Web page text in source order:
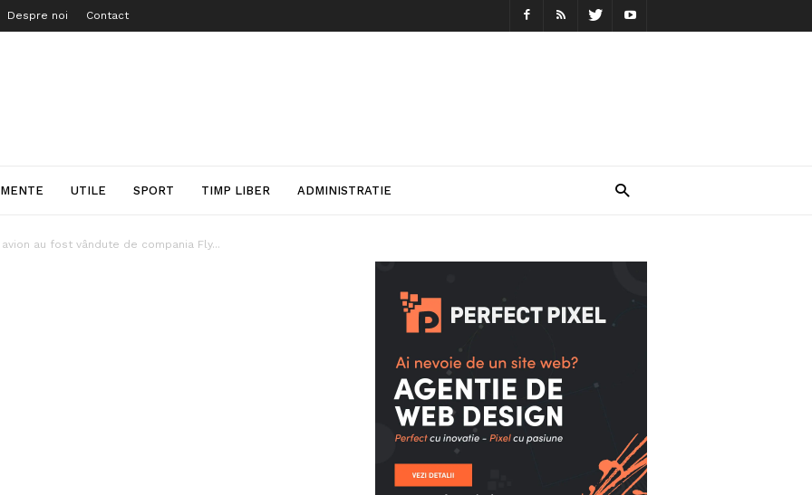
Despre noi Contact
UTILE SPORT TIMP LIBER ADMINISTRATIE
au fost vândute de compania Fly...